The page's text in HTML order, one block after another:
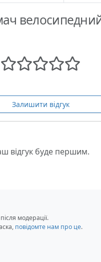
Залишити відгук
відгук буде першим.
модерації.
повідомте нам про це.